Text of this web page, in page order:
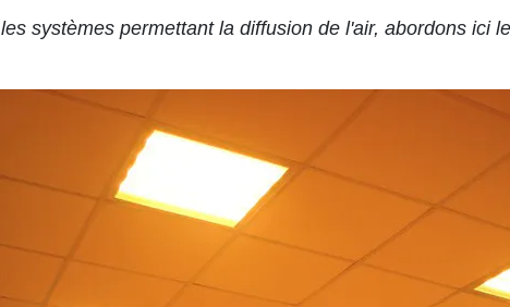
les systèmes permettant la diffusion de l'air, abordons ici